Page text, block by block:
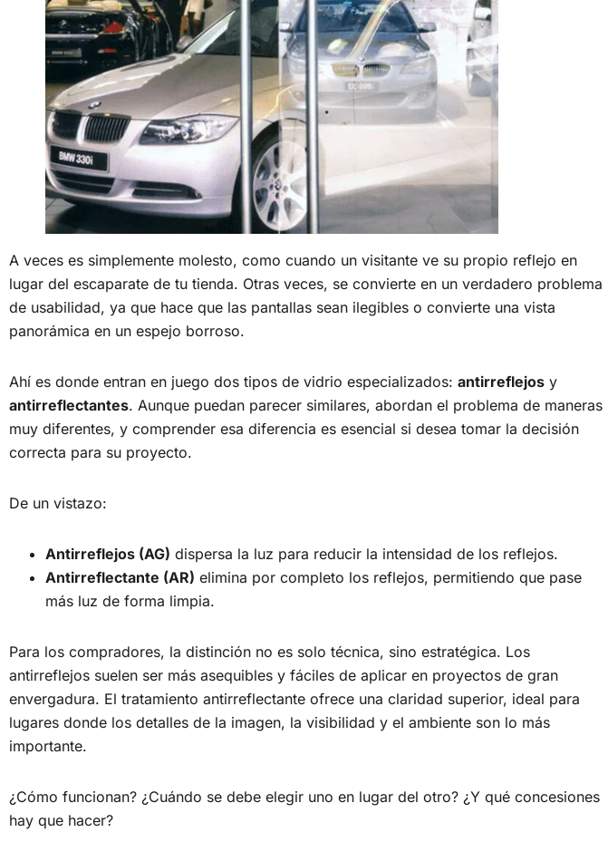
A veces es simplemente molesto, como cuando un visitante ve su propio reflejo en
lugar del escaparate de tu tienda. Otras veces, se convierte en un verdadero problema
de usabilidad, ya que hace que las pantallas sean ilegibles o convierte una vista
panorámica en un espejo borroso.
Ahí es donde entran en juego dos tipos de vidrio especializados: antirreflejos y
antirreflectantes. Aunque puedan parecer similares, abordan el problema de maneras
muy diferentes, y comprender esa diferencia es esencial si desea tomar la decisión
correcta para su proyecto.
De un vistazo:
Antirreflejos (AG) dispersa la luz para reducir la intensidad de los reflejos.
Antirreflectante (AR) elimina por completo los reflejos, permitiendo que pase
más luz de forma limpia.
Para los compradores, la distinción no es solo técnica, sino estratégica. Los
antirreflejos suelen ser más asequibles y fáciles de aplicar en proyectos de gran
envergadura. El tratamiento antirreflectante ofrece una claridad superior, ideal para
lugares donde los detalles de la imagen, la visibilidad y el ambiente son lo más
importante.
¿Cómo funcionan? ¿Cuándo se debe elegir uno en lugar del otro? ¿Y qué concesiones
hay que hacer?